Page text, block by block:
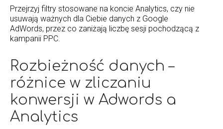
Przejrzyj filtry stosowane na koncie Analytics, czy nie
usuwają ważnych dla Ciebie danych z Google
AdWords, przez co zaniżają liczbę sesji pochodzącą z
kampanii PPC.
Rozbieżność danych –
różnice w zliczaniu
konwersji w Adwords a
Analytics